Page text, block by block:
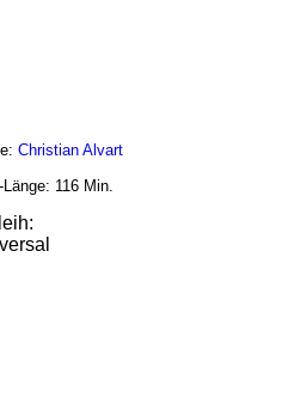
Christian Alvart
Länge: 116 Min.